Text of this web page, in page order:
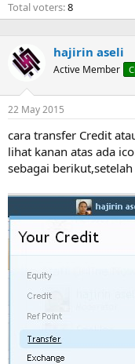
e
r
Total voters 8
hajirin aseli
Active Member
22 May 2015
cara transfer Credit
lihat kanan atas ada
sebagai